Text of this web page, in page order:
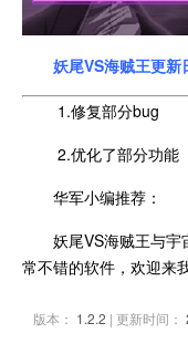
妖尾VS海贼王更新
1.修复部分bug
2.优化了部分功能
华军小编推荐：
妖尾VS海贼王与
常不错的软件，欢迎来
版本： 1.2.2 | 更新时间：